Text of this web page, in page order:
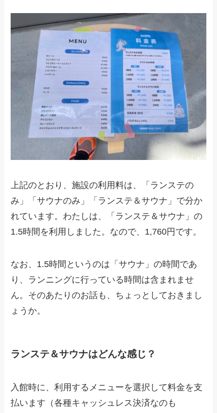
上記のとおり、施設の利用料は、「ランステの
み」「サウナのみ」「ランステ＆サウナ」で分か
れています。わたしは、「ランステ＆サウナ」の
1.5時間を利用しました。なので、1,760円です。
なお、1.5時間というのは「サウナ」の時間であ
り、ランニングに行っている時間は含まれませ
ん。そのあたりのお話も、ちょっとしておきまし
ょうか。
ランステ＆サウナはどんな感じ？
入館時に、利用するメニューを選択して料金を支
払います（各種キャッシュレス決済なのも